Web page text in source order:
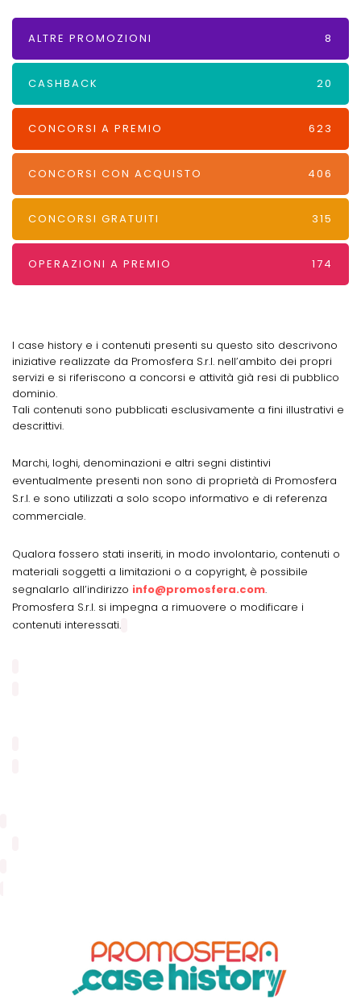
ALTRE PROMOZIONI 8
CASHBACK 20
CONCORSI A PREMIO 623
CONCORSI CON ACQUISTO 406
CONCORSI GRATUITI 315
OPERAZIONI A PREMIO 174
I case history e i contenuti presenti su questo sito descrivono
iniziative realizzate da Promosfera S.r.l. nell’ambito dei propri
servizi e si riferiscono a concorsi e attività già resi di pubblico
dominio.
Tali contenuti sono pubblicati esclusivamente a fini illustrativi e
descrittivi.
Marchi, loghi, denominazioni e altri segni distintivi
eventualmente presenti non sono di proprietà di Promosfera
S.r.l. e sono utilizzati a solo scopo informativo e di referenza
commerciale.
Qualora fossero stati inseriti, in modo involontario, contenuti o
materiali soggetti a limitazioni o a copyright, è possibile
segnalarlo all’indirizzo info@promosfera.com.
Promosfera S.r.l. si impegna a rimuovere o modificare i
contenuti interessati.